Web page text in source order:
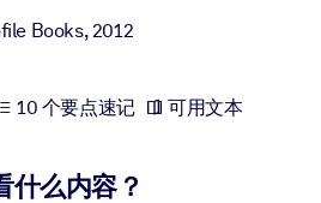
为您的人工智能系统提供动力，以改善输
Books,2012
10 个要点速记 可用文本
什么内容？